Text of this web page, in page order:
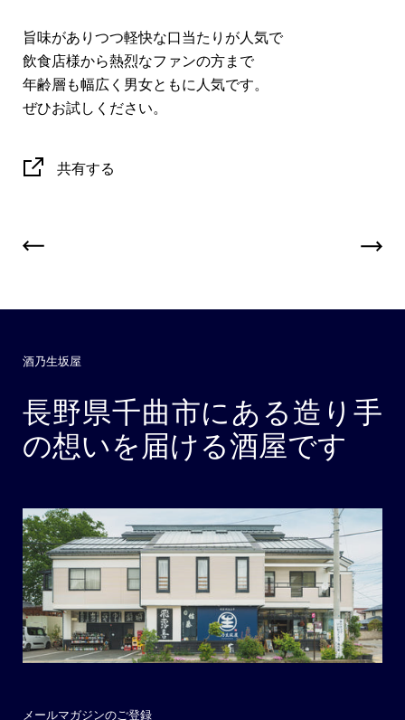
旨味がありつつ軽快な口当たりが人気で
飲食店様から熱烈なファンの方まで
年齢層も幅広く男女ともに人気です。
ぜひお試しください。
共有する
酒乃生坂屋
長野県千曲市にある造り手
の想いを届ける酒屋です
メールマガジンのご登録